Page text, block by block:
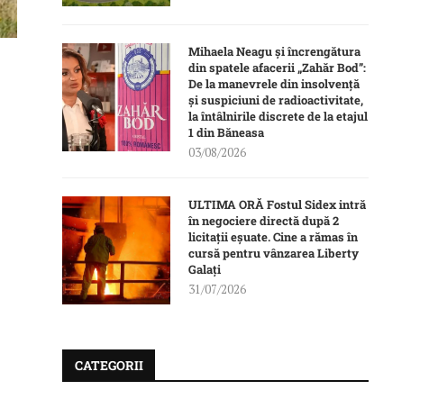
Mihaela Neagu și încrengătura
din spatele afacerii „Zahăr Bod”:
De la manevrele din insolvență
și suspiciuni de radioactivitate,
la întâlnirile discrete de la etajul
1 din Băneasa
03/08/2026
ULTIMA ORĂ Fostul Sidex intră
în negociere directă după 2
licitații eșuate. Cine a rămas în
cursă pentru vânzarea Liberty
Galați
31/07/2026
CATEGORII